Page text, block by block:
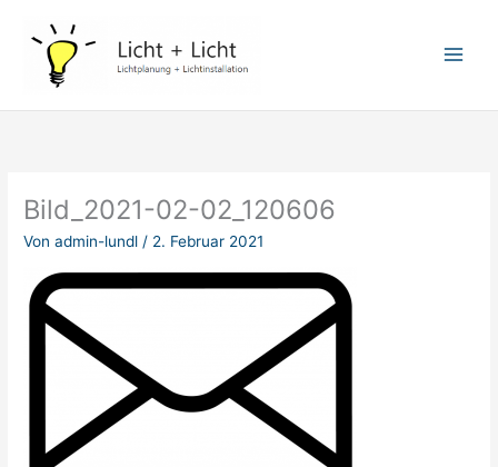
Inhalt
springen
Bild_2021-02-02_120606
Vonadmin-lundl / 2. Februar 2021